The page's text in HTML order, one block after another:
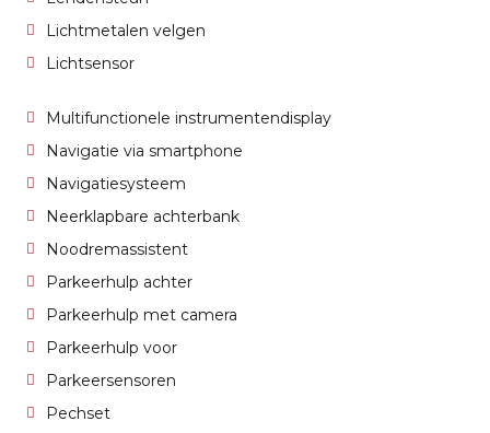
Lichtmetalen velgen
Lichtsensor
Multifunctionele instrumentendisplay
Navigatie via smartphone
Navigatiesysteem
Neerklapbare achterbank
Noodremassistent
Parkeerhulp achter
Parkeerhulp met camera
Parkeerhulp voor
Parkeersensoren
Pechset